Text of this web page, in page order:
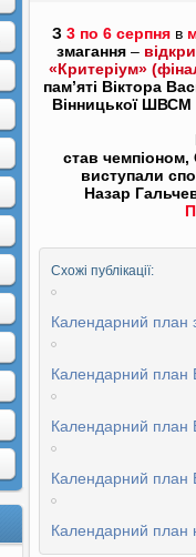
З 3 по 6 серпня в
змагання–
«Критеріум»
пам’яті Віктора
Вінницької ШВСМ
став
виступали
Назар
Схожі публікації:
Календарний план
Календарний план
Календарний план
Календарний план
Календарний план